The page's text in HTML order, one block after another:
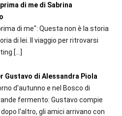
di me di Sabrina
di me": Questa non è la storia
di lei. Il viaggio per ritrovarsi
[…]
Gustavo di Alessandra Piola
d'autunno e nel Bosco di
fermento: Gustavo compie
dopo l'altro, gli amici arrivano con